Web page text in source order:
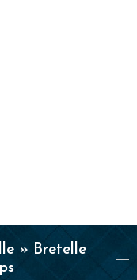
» Bretelle